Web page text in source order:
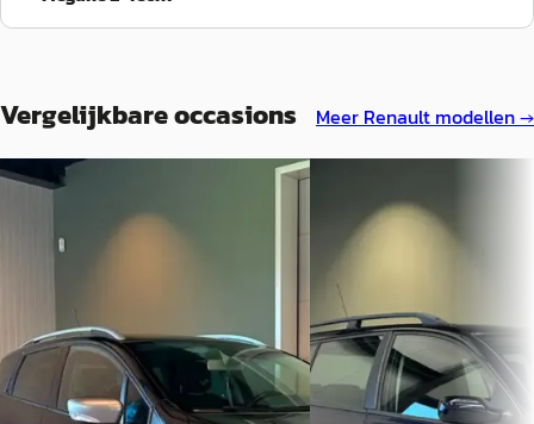
Vergelijkbare occasions Meer Renault modellen →
C
Estate 1.2 GT AUTOMAAT
v.a. € 232/mnd
Scherp geprijsd
Renault Mégane
1.6-16V BUSINESS LINE-
AIRCO/CRUISE
CONTROL/ISOFIX/nieuwe
AFLEVERING
€ 1.950